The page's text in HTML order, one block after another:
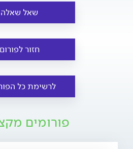
שאל שאלה
חזור לפורום
לרשימת כל
פורומים